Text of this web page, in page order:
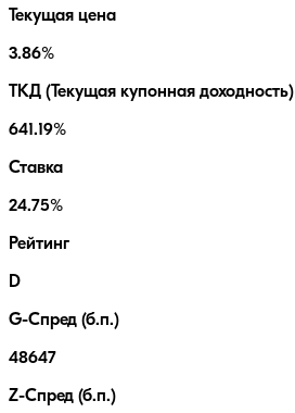
Текущая цена
3.86%
ТКД (Текущая купонная доходность)
641.19%
Ставка
24.75%
Рейтинг
D
G-Спред (б.п.)
48647
Z-Спред (б.п.)